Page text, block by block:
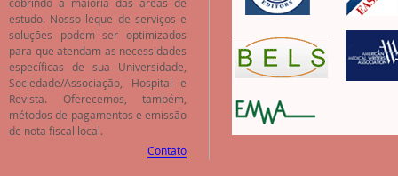
estudo. Nosso leque de serviços e
soluções podem ser optimizados
para que atendam as necessidades
específicas de sua Universidade,
Sociedade/Associação, Hospital e
Revista. Oferecemos, também,
métodos de pagamentos e emissão
de nota fiscal local.
Contato